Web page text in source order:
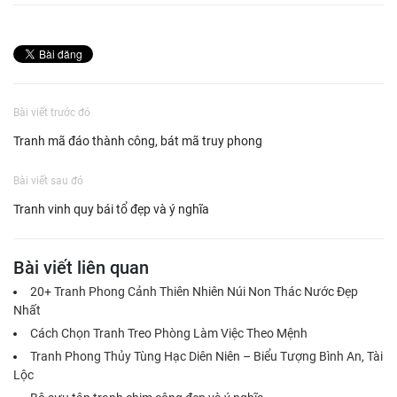
Bài viết trước đó
Tranh mã đáo thành công, bát mã truy phong
Bài viết sau đó
Tranh vinh quy bái tổ đẹp và ý nghĩa
Bài viết liên quan
20+ Tranh Phong Cảnh Thiên Nhiên Núi Non Thác Nước Đẹp
Nhất
Cách Chọn Tranh Treo Phòng Làm Việc Theo Mệnh
Tranh Phong Thủy Tùng Hạc Diên Niên – Biểu Tượng Bình An, Tài
Lộc